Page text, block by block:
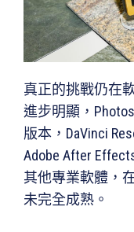
真正的挑戰仍在
進步明顯，
版本，DaVinci
Adobe After
其他專業軟體，
未完全成熟。